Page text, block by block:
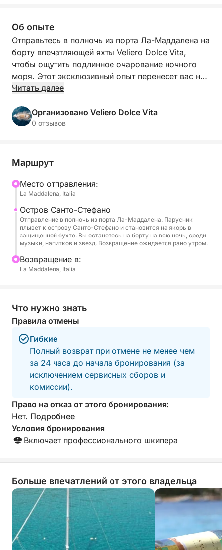
Об опыте
Отправьтесь в полночь из порта Ла-Маддалена на
борту впечатляющей яхты Veliero Dolce Vita,
чтобы ощутить подлинное очарование ночного
моря. Этот эксклюзивный опыт перенесет вас на
остров Санто-Стефано, в непринужденную, но в
для тех, кто хочет насладиться морем или весело
провести время в компании под звездами.
архипелага, освещаемых только луной, и
можно создать благодаря стереосистеме,
позволяющей создать желаемую вами
атмосферу. Хотите ли вы потанцевать на палубе,
поднять тост с друзьями или просто насладиться
тишиной ночи, каждый момент станет уникальным
воспоминанием.
На протяжении всего круиза работает открытый
Впечатления, созданные для пар, друзей или
небольших групп, ищущих необычный вечер
среди мягкого света, свободы и дыхания моря.
Читать далее
Организовано Veliero Dolce Vita
0 отзывов
Маршрут
Mесто отправления:
La Maddalena, Italia
Остров Санто-Стефано
Отправление в полночь из порта Ла-Маддалена. Парусник
плывет к острову Санто-Стефано и становится на якорь в
защищенной бухте. Вы останетесь на борту на всю ночь, среди
музыки, напитков и звезд. Возвращение ожидается рано утром.
Bозвращение в:
La Maddalena, Italia
Что нужно знать
Правила отмены
Гибкие
Полный возврат при отмене не менее чем
за 24 часа до начала бронирования (за
исключением сервисных сборов и
комиссии).
Право на отказ от этого бронирования:
Нет. Подробнее
Условия бронирования
Включает профессионального шкипера
Больше впечатлений от этого владельца